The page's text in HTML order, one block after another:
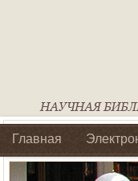
Главная
Библиотеки